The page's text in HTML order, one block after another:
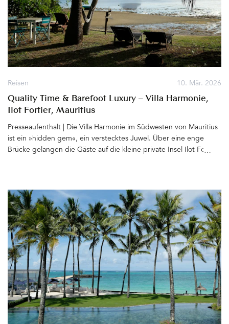
10. Mär. 2026
Reisen
Quality Time & Barefoot Luxury – Villa Harmonie,
Ilot Fortier, Mauritius
Presseaufenthalt | Die Villa Harmonie im Südwesten von Mauritius
ist ein »hidden gem«, ein verstecktes Juwel. Über eine enge
Brücke gelangen die Gäste auf die kleine private Insel Ilot Fortier
Wasser. Zwischen den Palmen bewegen sich Hängematten leicht
im Wind, Holzliegen, Bänke und gemütliche Sitzgruppen sind
zum Meer hin ausgerichtet. Von hier blickt man hinüber zu Le
Morne Brabant, dem für seine langen weißen Sandstrände
bekannten Berg und weiter bis zum Horizont, wo abends die
Sonne spektakulär im Meer versinkt. &hellip